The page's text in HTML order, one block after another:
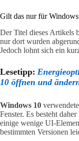
Gilt das nur für Windows
Der Titel dieses Artikels
nur dort wurden
Jedoch lohnt sich ein
Lesetipp:
10 öffnen und
Windows 10
Fenster. Es besteht
einige wenige UI-
bestimmten Versionen